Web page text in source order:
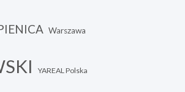
Warszawa
YAREAL Polska